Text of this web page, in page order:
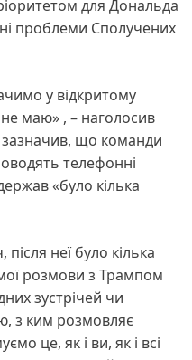
для Дональда
проблеми Сполучених
у відкритому
не маю» , – наголосив
що команди
телефонні
«було кілька
після неї було кілька
мої розмови з Трампом
зустрічей чи
з ким розмовляє
це, як і ви, як і всі